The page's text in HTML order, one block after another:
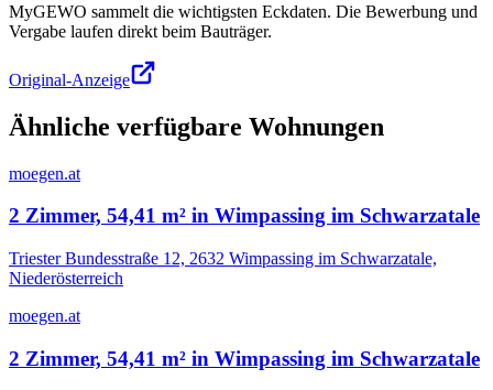
MyGEWO sammelt die wichtigsten Eckdaten. Die Bewerbung und
Vergabe laufen direkt beim Bauträger.
Original-Anzeige
Ähnliche verfügbare Wohnungen
moegen.at
2 Zimmer, 54,41 m² in Wimpassing im Schwarzatale
Triester Bundesstraße 12, 2632 Wimpassing im Schwarzatale,
Niederösterreich
moegen.at
2 Zimmer, 54,41 m² in Wimpassing im Schwarzatale